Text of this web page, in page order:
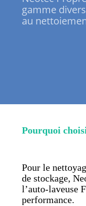
gamme
au
Pourquoi
Pour le
de stockage,
l’auto-laveuse
performance.